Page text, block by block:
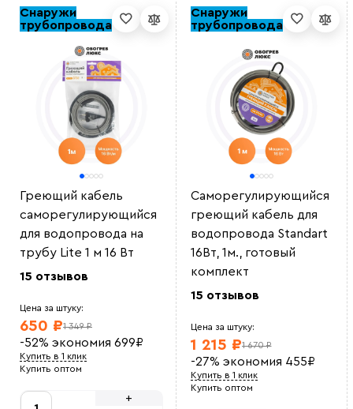
Снаружи
трубопровода
Греющий кабель
саморегулирующийся
для водопровода на
трубу Lite 1 м 16 Вт
15 отзывов
Цена за штуку:
1 349 ₽
650 ₽
-52% экономия 699₽
Купить в 1 клик
Купить оптом
+
Снаружи
трубопровода
Саморегулирующийся
греющий кабель для
водопровода Standart
16Вт, 1м., готовый
комплект
15 отзывов
Цена за штуку:
1 670 ₽
1 215 ₽
-27% экономия 455₽
Купить в 1 клик
Купить оптом